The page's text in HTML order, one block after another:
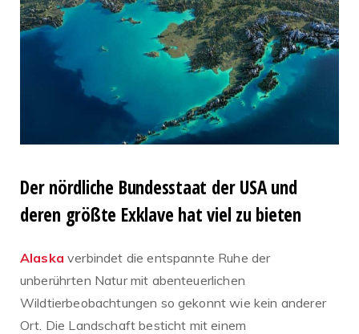
Der nördliche Bundesstaat der USA und
deren größte Exklave hat viel zu bieten
Alaska verbindet die entspannte Ruhe der
unberührten Natur mit abenteuerlichen
Wildtierbeobachtungen so gekonnt wie kein anderer
Ort. Die Landschaft besticht mit einem